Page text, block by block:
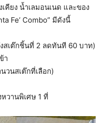
คียง น้ำเลมอนเนด และของ
Fe’ Combo” มีดังนี้
สเต๊กชิ้นที่ 2 ลดทันที 60 บาท)
า
วนสเต๊กที่เลือก)
วานพิเศษ 1 ที่